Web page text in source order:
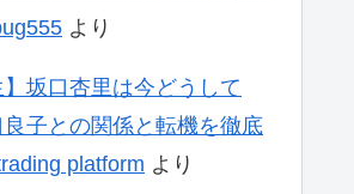
より
】坂口杏里は今どうして
子との関係と転機を徹底
platform より